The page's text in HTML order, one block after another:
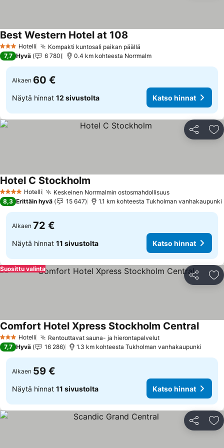
3 Tähtiluokitus
Hotelli Kompakti kuntosali paikan päällä
Best Western Hotel at 108
7,7 Hyvä 6 780 0.4 km kohteesta Norrmalm
Alkaen 60 €
Näytä hinnat 12 sivustolta Katso hinnat
Jaa
4 Tähtiluokitus
Hotelli Keskeinen Norrmalmin ostosmahdollisuus
Hotel C Stockholm
8,3 Erittäin hyvä 15 647 1.1 km kohteesta Tukholman vanhakaupunki
Alkaen 72 €
Näytä hinnat 11 sivustolta Katso hinnat
Jaa
Suosittu valinta
3 Tähtiluokitus
Hotelli Rentouttavat sauna- ja hierontapalvelut
Comfort Hotel Xpress Stockholm Central
7,7 Hyvä 16 286 1.3 km kohteesta Tukholman vanhakaupunki
Alkaen 59 €
Näytä hinnat 11 sivustolta Katso hinnat
Jaa